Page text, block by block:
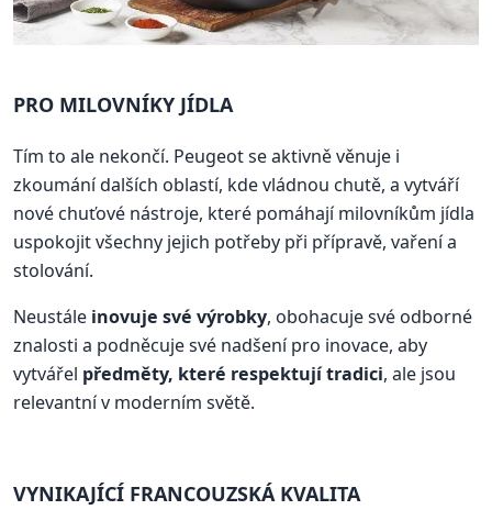
PRO MILOVNÍKY JÍDLA
Tím to ale nekončí. Peugeot se aktivně věnuje i
zkoumání dalších oblastí, kde vládnou chutě, a vytváří
nové chuťové nástroje, které pomáhají milovníkům jídla
uspokojit všechny jejich potřeby při přípravě, vaření a
stolování.
Neustále inovuje své výrobky, obohacuje své odborné
znalosti a podněcuje své nadšení pro inovace, aby
vytvářel předměty, které respektují tradici, ale jsou
relevantní v moderním světě.
VYNIKAJÍCÍ FRANCOUZSKÁ KVALITA